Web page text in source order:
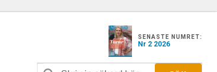
SENASTE NUMRET:
Nr 2 2026